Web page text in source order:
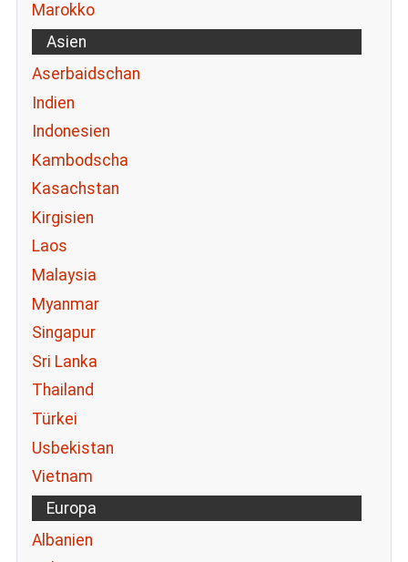
Marokko
Asien
Aserbaidschan
Indien
Indonesien
Kambodscha
Kasachstan
Kirgisien
Laos
Malaysia
Myanmar
Singapur
Sri Lanka
Thailand
Türkei
Usbekistan
Vietnam
Europa
Albanien